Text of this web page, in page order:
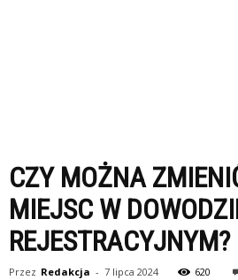
CZY MOŻNA
MIEJSC W
REJESTRACYJNYM?
Przez Redakcja - 7 lipca 2024 620